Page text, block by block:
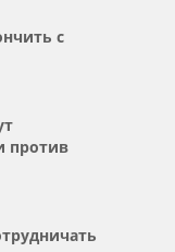
с
против